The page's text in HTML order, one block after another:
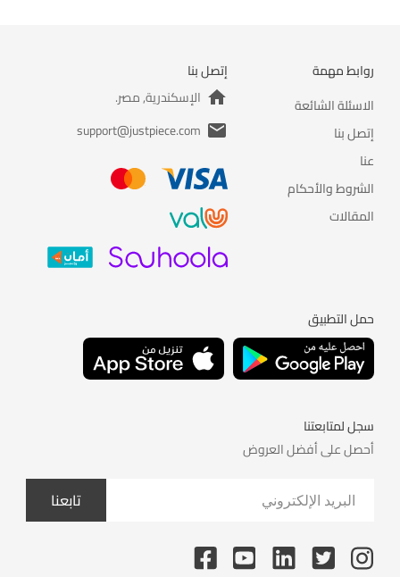
روابط مهمة
الاسئلة الشائعة
إتصل بنا
عنا
الشروط والأحكام
المقالات
إتصل بنا
الإسكندرية, مصر.
support@justpiece.com
حمل التطبيق
سجل لمتابعتنا
أحصل على أفضل العروض
تابعنا